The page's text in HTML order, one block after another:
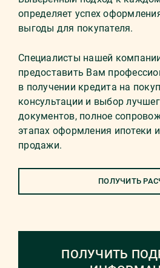
определяет успех
выгоды для покупателя.
Специалисты нашей
предоставить Вам
в получении кредита на
консультации и выбор
документов, полное
этапах оформления ипотеки
продажи.
ПОЛУЧИТЬ
ПОЛУЧИТЬ